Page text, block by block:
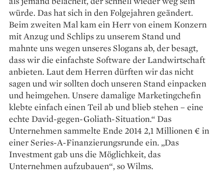
würde. Das hat sich in den Folgejahren geändert.
Beim zweiten Mal kam ein Herr von einem Konzern
mit Anzug und Schlips zu unserem Stand und
mahnte uns wegen unseres Slogans ab, der besagt,
dass wir die einfachste Software der Landwirtschaft
anbieten. Laut dem Herren dürften wir das nicht
sagen und wir sollten doch unseren Stand einpacken
und heimgehen. Unsere damalige Marketingchefin
klebte einfach einen Teil ab und blieb stehen – eine
echte David-gegen-Goliath-Situation.“ Das
Unternehmen sammelte Ende 2014 2,1 Millionen € in
einer Series-A-Finanzierungsrunde ein. „Das
Investment gab uns die Möglichkeit, das
Unternehmen aufzubauen“, so Wilms.